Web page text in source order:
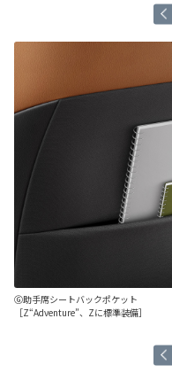
Ⓖ助手席シートバックポケット
［Z“Adventure”、Zに標準装備］